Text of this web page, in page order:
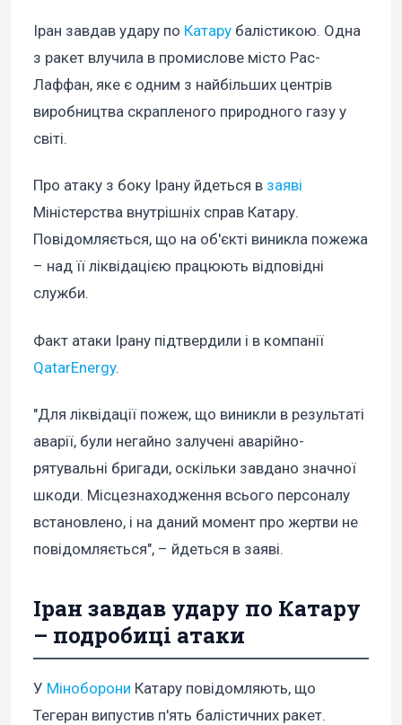
Іран завдав удару по Катару балістикою. Одна
з ракет влучила в промислове місто Рас-
Лаффан, яке є одним з найбільших центрів
виробництва скрапленого природного газу у
світі.
Про атаку з боку Ірану йдеться в заяві
Міністерства внутрішніх справ Катару.
Повідомляється, що на об'єкті виникла пожежа
– над її ліквідацією працюють відповідні
служби.
Факт атаки Ірану підтвердили і в компанії
QatarEnergy.
"Для ліквідації пожеж, що виникли в результаті
аварії, були негайно залучені аварійно-
рятувальні бригади, оскільки завдано значної
шкоди. Місцезнаходження всього персоналу
встановлено, і на даний момент про жертви не
повідомляється", – йдеться в заяві.
Іран завдав удару по Катару
– подробиці атаки
У Міноборони Катару повідомляють, що
Тегеран випустив п'ять балістичних ракет.